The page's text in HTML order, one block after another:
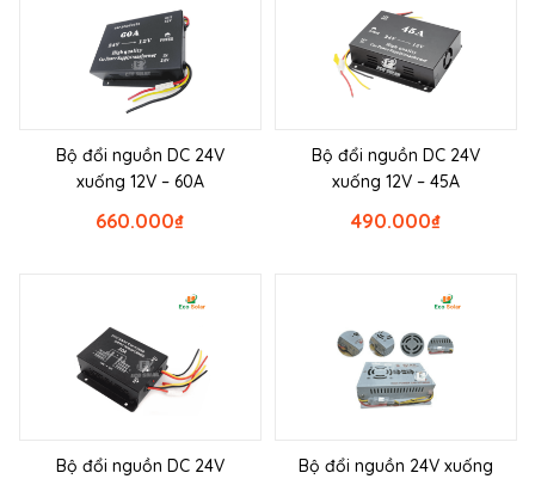
Bộ đổi nguồn DC 24V
xuống 12V – 60A
₫
660.000
Bộ đổi nguồn DC 24V
xuống 12V – 45A
₫
490.000
Bộ đổi nguồn DC 24V
Bộ đổi nguồn 24V xuống